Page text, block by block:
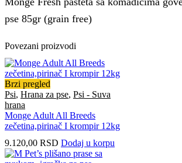
količina
pse 85gr (grain free)
Povezani proizvodi
Brzi pregled
Psi, Hrana za pse, Psi - Suva
hrana
Monge Adult All Breeds
zečetina,pirinač I krompir 12kg
9.120,00 RSD Dodaj u korpu